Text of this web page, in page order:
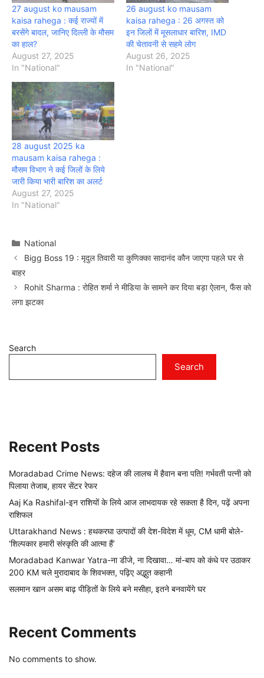
27 august ko mausam
kaisa rahega : कई राज्यों में
बरसेंगे बादल, जानिए दिल्ली के मौसम
का हाल?
August 27, 2025
In "National"
26 august ko mausam
kaisa rahega : 26 अगस्त को
इन जिलों में मूसलाधार बारिश, IMD
की चेतावनी से सहमे लोग
August 26, 2025
In "National"
28 august 2025 ka
mausam kaisa rahega :
मौसम विभाग ने कई जिलों के लिये
जारी किया भारी बारिश का अलर्ट
August 27, 2025
In "National"
Categories
National
Bigg Boss 19 : मृदुल तिवारी या कुणिक्का सादानंद कौन जाएगा पहले घर से
बाहर
Rohit Sharma : रोहित शर्मा ने मीडिया के सामने कर दिया बड़ा ऐलान, फैंस को
लगा झटका
Search
Search
Recent Posts
Moradabad Crime News: दहेज की लालच में हैवान बना पति! गर्भवती पत्नी को
पिलाया तेजाब, हायर सेंटर रेफर
Aaj Ka Rashifal-इन राशियों के लिये आज लाभदायक रहे सकता है दिन, पढ़ें अपना
राशिफल
Uttarakhand News : हथकरघा उत्पादों की देश-विदेश में धूम, CM धामी बोले-
‘शिल्पकार हमारी संस्कृति की आत्मा हैं’
Moradabad Kanwar Yatra-ना डीजे, ना दिखावा… मां-बाप को कंधे पर उठाकर
200 KM चले मुरादाबाद के शिवभक्त, पढ़िए अद्भुत कहानी
सलमान खान असम बाढ़ पीड़ितों के लिये बने मसीहा, इतने बनवायेंगे घर
Recent Comments
No comments to show.